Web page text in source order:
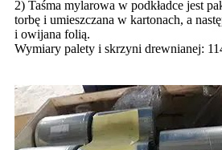
2) Taśma mylarowa w podkładce jest
torbę i umieszczana w kartonach, a
i owijana folią.
Wymiary palety i skrzyni drewnianej: